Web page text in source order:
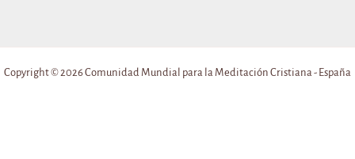
Copyright © 2026 Comunidad Mundial para la Meditación Cristiana - España